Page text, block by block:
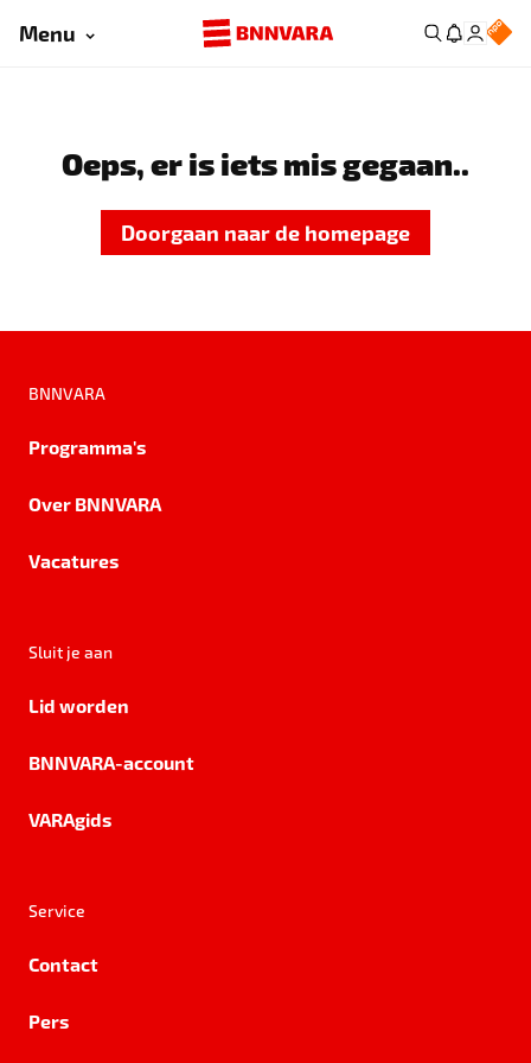
Menu
Oeps, er is iets mis gegaan..
Doorgaan naar de homepage
BNNVARA
Programma's
Over BNNVARA
Vacatures
Sluit je aan
Lid worden
BNNVARA-account
VARAgids
Service
Contact
Pers